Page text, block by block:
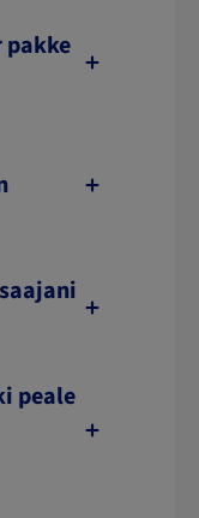
peale